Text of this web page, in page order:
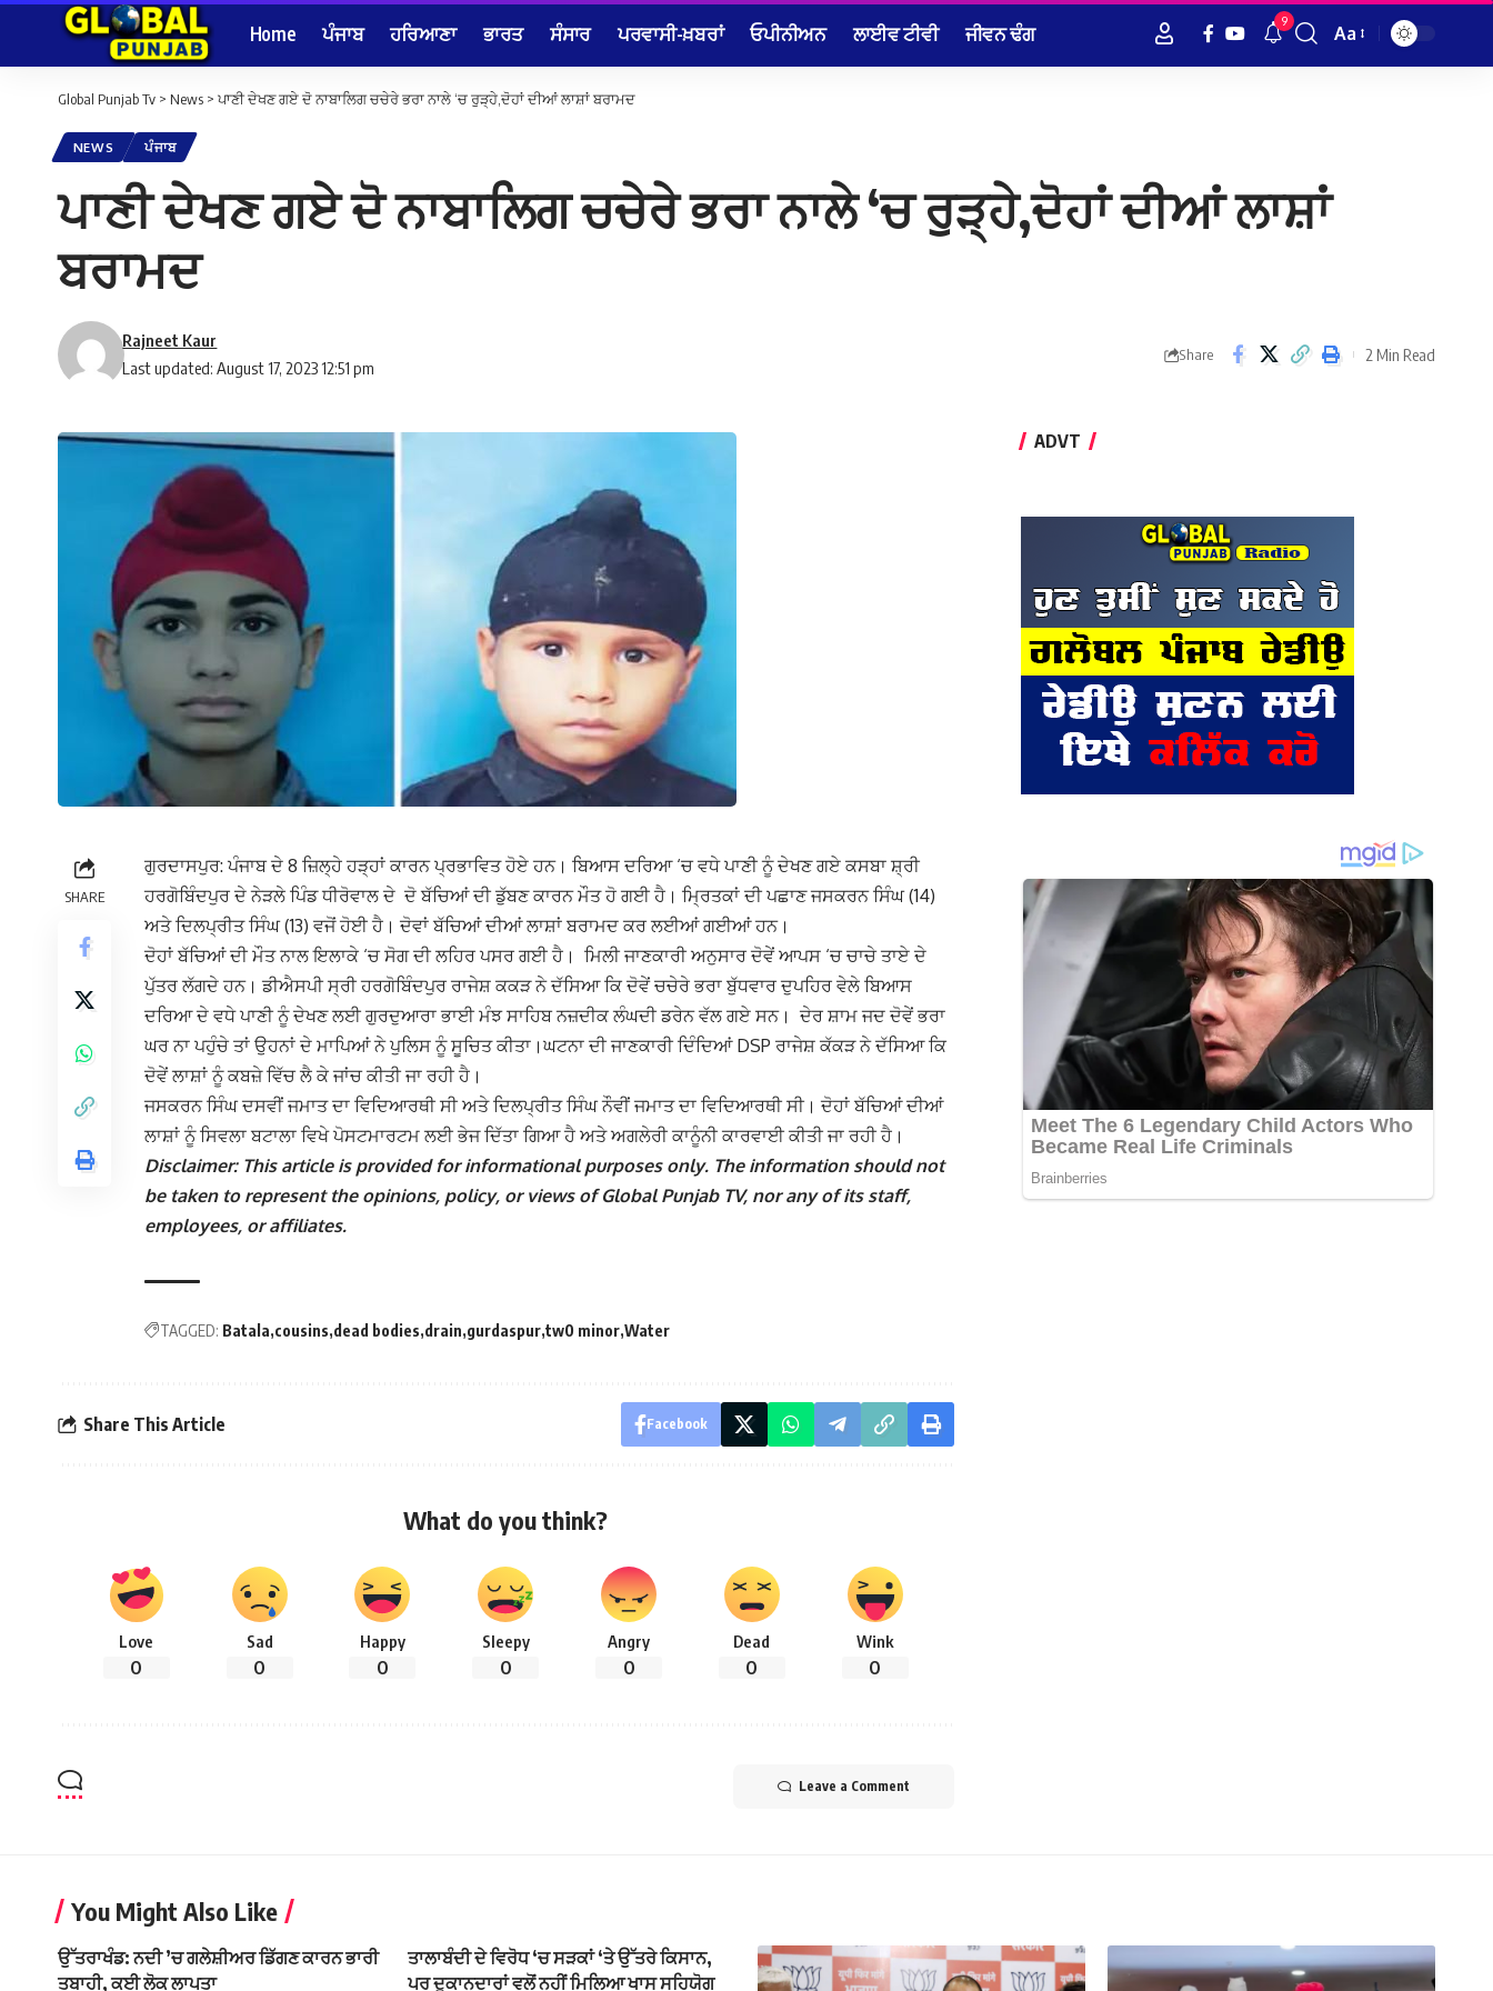
Home ਪੰਜਾਬ ਹਰਿਆਣਾ ਭਾਰਤ ਸੰਸਾਰ ਪਰਵਾਸੀ-ਖ਼ਬਰਾਂ ਓਪੀਨੀਅਨ ਲਾਈਵ ਟੀਵੀ ਜੀਵਨ ਢੰਗ 9
Font
Aa
Global Punjab Tv > News > ਪਾਣੀ ਦੇਖਣ ਗਏ ਦੋ ਨਾਬਾਲਿਗ ਚਚੇਰੇ ਭਰਾ ਨਾਲੇ ‘ਚ ਰੁੜ੍ਹੇ,ਦੋਹਾਂ ਦੀਆਂ ਲਾਸ਼ਾਂ ਬਰਾਮਦ
NEWS ਪੰਜਾਬ
ਪਾਣੀ ਦੇਖਣ ਗਏ ਦੋ ਨਾਬਾਲਿਗ ਚਚੇਰੇ ਭਰਾ ਨਾਲੇ ‘ਚ ਰੁੜ੍ਹੇ,ਦੋਹਾਂ ਦੀਆਂ ਲਾਸ਼ਾਂ
ਬਰਾਮਦ
Last updated: August 17, 2023 12:51 pm
Rajneet Kaur
Share 2 Min Read
SHARE
ਗੁਰਦਾਸਪੁਰ: ਪੰਜਾਬ ਦੇ 8 ਜ਼ਿਲ੍ਹੇ ਹੜ੍ਹਾਂ ਕਾਰਨ ਪ੍ਰਭਾਵਿਤ ਹੋਏ ਹਨ। ਬਿਆਸ ਦਰਿਆ ‘ਚ ਵਧੇ ਪਾਣੀ ਨੂੰ ਦੇਖਣ ਗਏ ਕਸਬਾ ਸ਼੍ਰੀ
ਹਰਗੋਬਿੰਦਪੁਰ ਦੇ ਨੇੜਲੇ ਪਿੰਡ ਧੀਰੋਵਾਲ ਦੇ ਦੋ ਬੱਚਿਆਂ ਦੀ ਡੁੱਬਣ ਕਾਰਨ ਮੌਤ ਹੋ ਗਈ ਹੈ। ਮ੍ਰਿਤਕਾਂ ਦੀ ਪਛਾਣ ਜਸਕਰਨ ਸਿੰਘ (14)
ਅਤੇ ਦਿਲਪ੍ਰੀਤ ਸਿੰਘ (13) ਵਜੋਂ ਹੋਈ ਹੈ। ਦੋਵਾਂ ਬੱਚਿਆਂ ਦੀਆਂ ਲਾਸ਼ਾਂ ਬਰਾਮਦ ਕਰ ਲਈਆਂ ਗਈਆਂ ਹਨ।
ਦੋਹਾਂ ਬੱਚਿਆਂ ਦੀ ਮੌਤ ਨਾਲ ਇਲਾਕੇ ‘ਚ ਸੋਗ ਦੀ ਲਹਿਰ ਪਸਰ ਗਈ ਹੈ। ਮਿਲੀ ਜਾਣਕਾਰੀ ਅਨੁਸਾਰ ਦੋਵੇਂ ਆਪਸ ‘ਚ ਚਾਚੇ ਤਾਏ ਦੇ
ਪੁੱਤਰ ਲੱਗਦੇ ਹਨ। ਡੀਐਸਪੀ ਸ੍ਰੀ ਹਰਗੋਬਿੰਦਪੁਰ ਰਾਜੇਸ਼ ਕਕੜ ਨੇ ਦੱਸਿਆ ਕਿ ਦੋਵੇਂ ਚਚੇਰੇ ਭਰਾ ਬੁੱਧਵਾਰ ਦੁਪਹਿਰ ਵੇਲੇ ਬਿਆਸ
ਦਰਿਆ ਦੇ ਵਧੇ ਪਾਣੀ ਨੂੰ ਦੇਖਣ ਲਈ ਗੁਰਦੁਆਰਾ ਭਾਈ ਮੰਝ ਸਾਹਿਬ ਨਜ਼ਦੀਕ ਲੰਘਦੀ ਡਰੇਨ ਵੱਲ ਗਏ ਸਨ। ਦੇਰ ਸ਼ਾਮ ਜਦ ਦੋਵੇਂ ਭਰਾ
ਘਰ ਨਾ ਪਹੁੰਚੇ ਤਾਂ ਉਹਨਾਂ ਦੇ ਮਾਪਿਆਂ ਨੇ ਪੁਲਿਸ ਨੂੰ ਸੂਚਿਤ ਕੀਤਾ।ਘਟਨਾ ਦੀ ਜਾਣਕਾਰੀ ਦਿੰਦਿਆਂ DSP ਰਾਜੇਸ਼ ਕੱਕੜ ਨੇ ਦੱਸਿਆ ਕਿ
ਦੋਵੇਂ ਲਾਸ਼ਾਂ ਨੂੰ ਕਬਜ਼ੇ ਵਿੱਚ ਲੈ ਕੇ ਜਾਂਚ ਕੀਤੀ ਜਾ ਰਹੀ ਹੈ।
ਜਸਕਰਨ ਸਿੰਘ ਦਸਵੀਂ ਜਮਾਤ ਦਾ ਵਿਦਿਆਰਥੀ ਸੀ ਅਤੇ ਦਿਲਪ੍ਰੀਤ ਸਿੰਘ ਨੌਵੀਂ ਜਮਾਤ ਦਾ ਵਿਦਿਆਰਥੀ ਸੀ। ਦੋਹਾਂ ਬੱਚਿਆਂ ਦੀਆਂ
ਲਾਸ਼ਾਂ ਨੂੰ ਸਿਵਲਾ ਬਟਾਲਾ ਵਿਖੇ ਪੋਸਟਮਾਰਟਮ ਲਈ ਭੇਜ ਦਿੱਤਾ ਗਿਆ ਹੈ ਅਤੇ ਅਗਲੇਰੀ ਕਾਨੂੰਨੀ ਕਾਰਵਾਈ ਕੀਤੀ ਜਾ ਰਹੀ ਹੈ।
Disclaimer: This article is provided for informational purposes only. The information should not
be taken to represent the opinions, policy, or views of Global Punjab TV, nor any of its staff,
employees, or affiliates.
TAGGED: Batala cousins dead bodies drain gurdaspur tw0 minor Water
Share This Article Facebook
What do you think?
Love
0
Sad
0
Happy
0
Sleepy
0
Angry
0
Dead
0
Wink
0
Leave a Comment
ADVT
You Might Also Like
ਉੱਤਰਾਖੰਡ: ਨਦੀ ’ਚ ਗਲੇਸ਼ੀਅਰ ਡਿੱਗਣ ਕਾਰਨ ਭਾਰੀ
ਤਬਾਹੀ, ਕਈ ਲੋਕ ਲਾਪਤਾ
ਤਾਲਾਬੰਦੀ ਦੇ ਵਿਰੋਧ ‘ਚ ਸੜਕਾਂ ‘ਤੇ ਉੱਤਰੇ ਕਿਸਾਨ,
ਪਰ ਦੁਕਾਨਦਾਰਾਂ ਵਲੋਂ ਨਹੀਂ ਮਿਲਿਆ ਖਾਸ ਸਹਿਯੋਗ